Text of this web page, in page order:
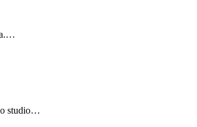
studio…